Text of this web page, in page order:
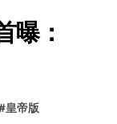
曝：
皇帝版